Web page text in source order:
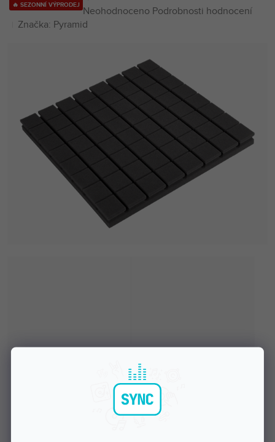
🔥 SEZONNÍ VÝPRODEJ Průměrné
hodnocení
5
hvězdiček.
Neohodnoceno Podrobnosti hodnocení
Značka: Pyramid